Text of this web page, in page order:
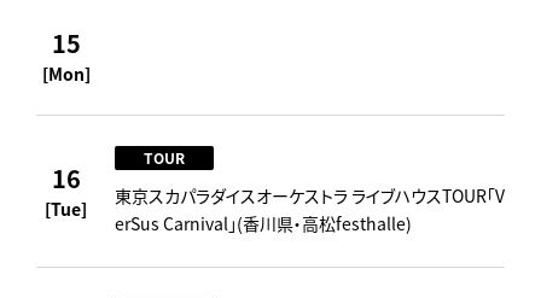
15
[Mon]
16
[Tue]
TOUR
東京スカパラダイスオーケストラ ライブハウスTOUR「V
erSus Carnival」(香川県・高松festhalle)